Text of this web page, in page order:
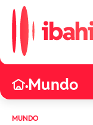
•Mundo
MUNDO